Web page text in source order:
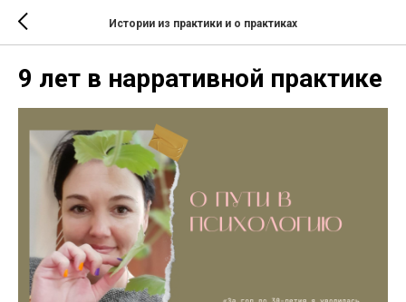
Истории из практики и о практиках
9 лет в нарративной практике